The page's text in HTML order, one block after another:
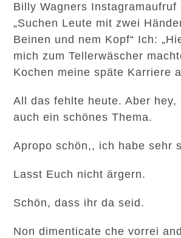
Billy Wagners Instagramaufruf
„Suchen Leute mit zwei
Beinen und nem Kopf“ Ich:
mich zum Tellerwäscher
Kochen meine späte Karriere
All das fehlte heute. Aber hey,
auch ein schönes Thema.
Apropo schön,, ich habe sehr
Lasst Euch nicht ärgern.
Schön, dass ihr da seid.
Non dimenticate che vorrei